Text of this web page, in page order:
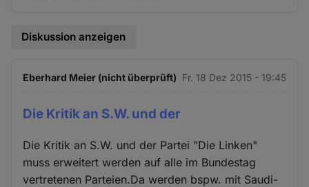
Diskussion anzeigen
Eberhard Meier (nicht überprüft) Fr. 18 Dez 2015 - 19:45
Die Kritik an S.W. und der
Die Kritik an S.W. und der Partei "Die Linken"
muss erweitert werden auf alle im Bundestag
vertretenen Parteien.Da werden bspw. mit Saudi-